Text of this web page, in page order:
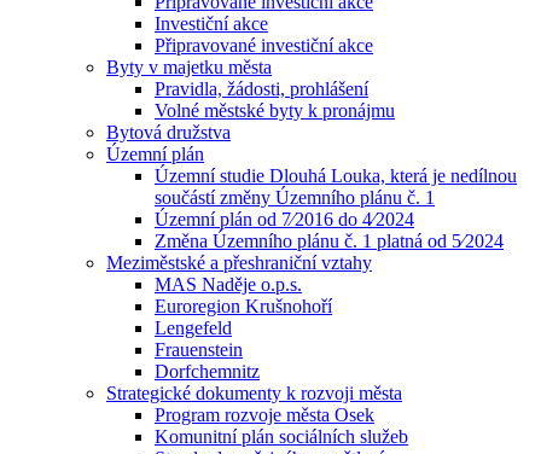
Investiční akce
Připravované investiční akce
Byty v majetku města
Pravidla, žádosti, prohlášení
Volné městské byty k pronájmu
Bytová družstva
Územní plán
Územní studie Dlouhá Louka, která je nedílnou
součástí změny Územního plánu č. 1
Územní plán od 7⁄2016 do 4⁄2024
Změna Územního plánu č. 1 platná od 5⁄2024
Meziměstské a přeshraniční vztahy
MAS Naděje o.p.s.
Euroregion Krušnohoří
Lengefeld
Frauenstein
Dorfchemnitz
Strategické dokumenty k rozvoji města
Program rozvoje města Osek
Komunitní plán sociálních služeb